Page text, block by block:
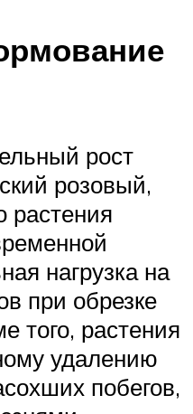
рост
розовый,
растения
нагрузка на
при обрезке
того, растения
удалению
побегов,